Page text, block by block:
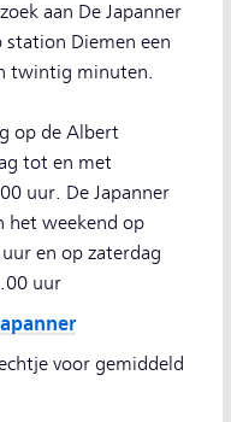
aan De Japanner
Diemen een
twintig minuten.
op de Albert
tot en met
uur. De Japanner
het weekend op
en op zaterdag
uur
voor gemiddeld